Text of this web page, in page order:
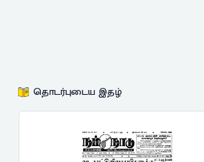
தொடர்புடைய இதழ்